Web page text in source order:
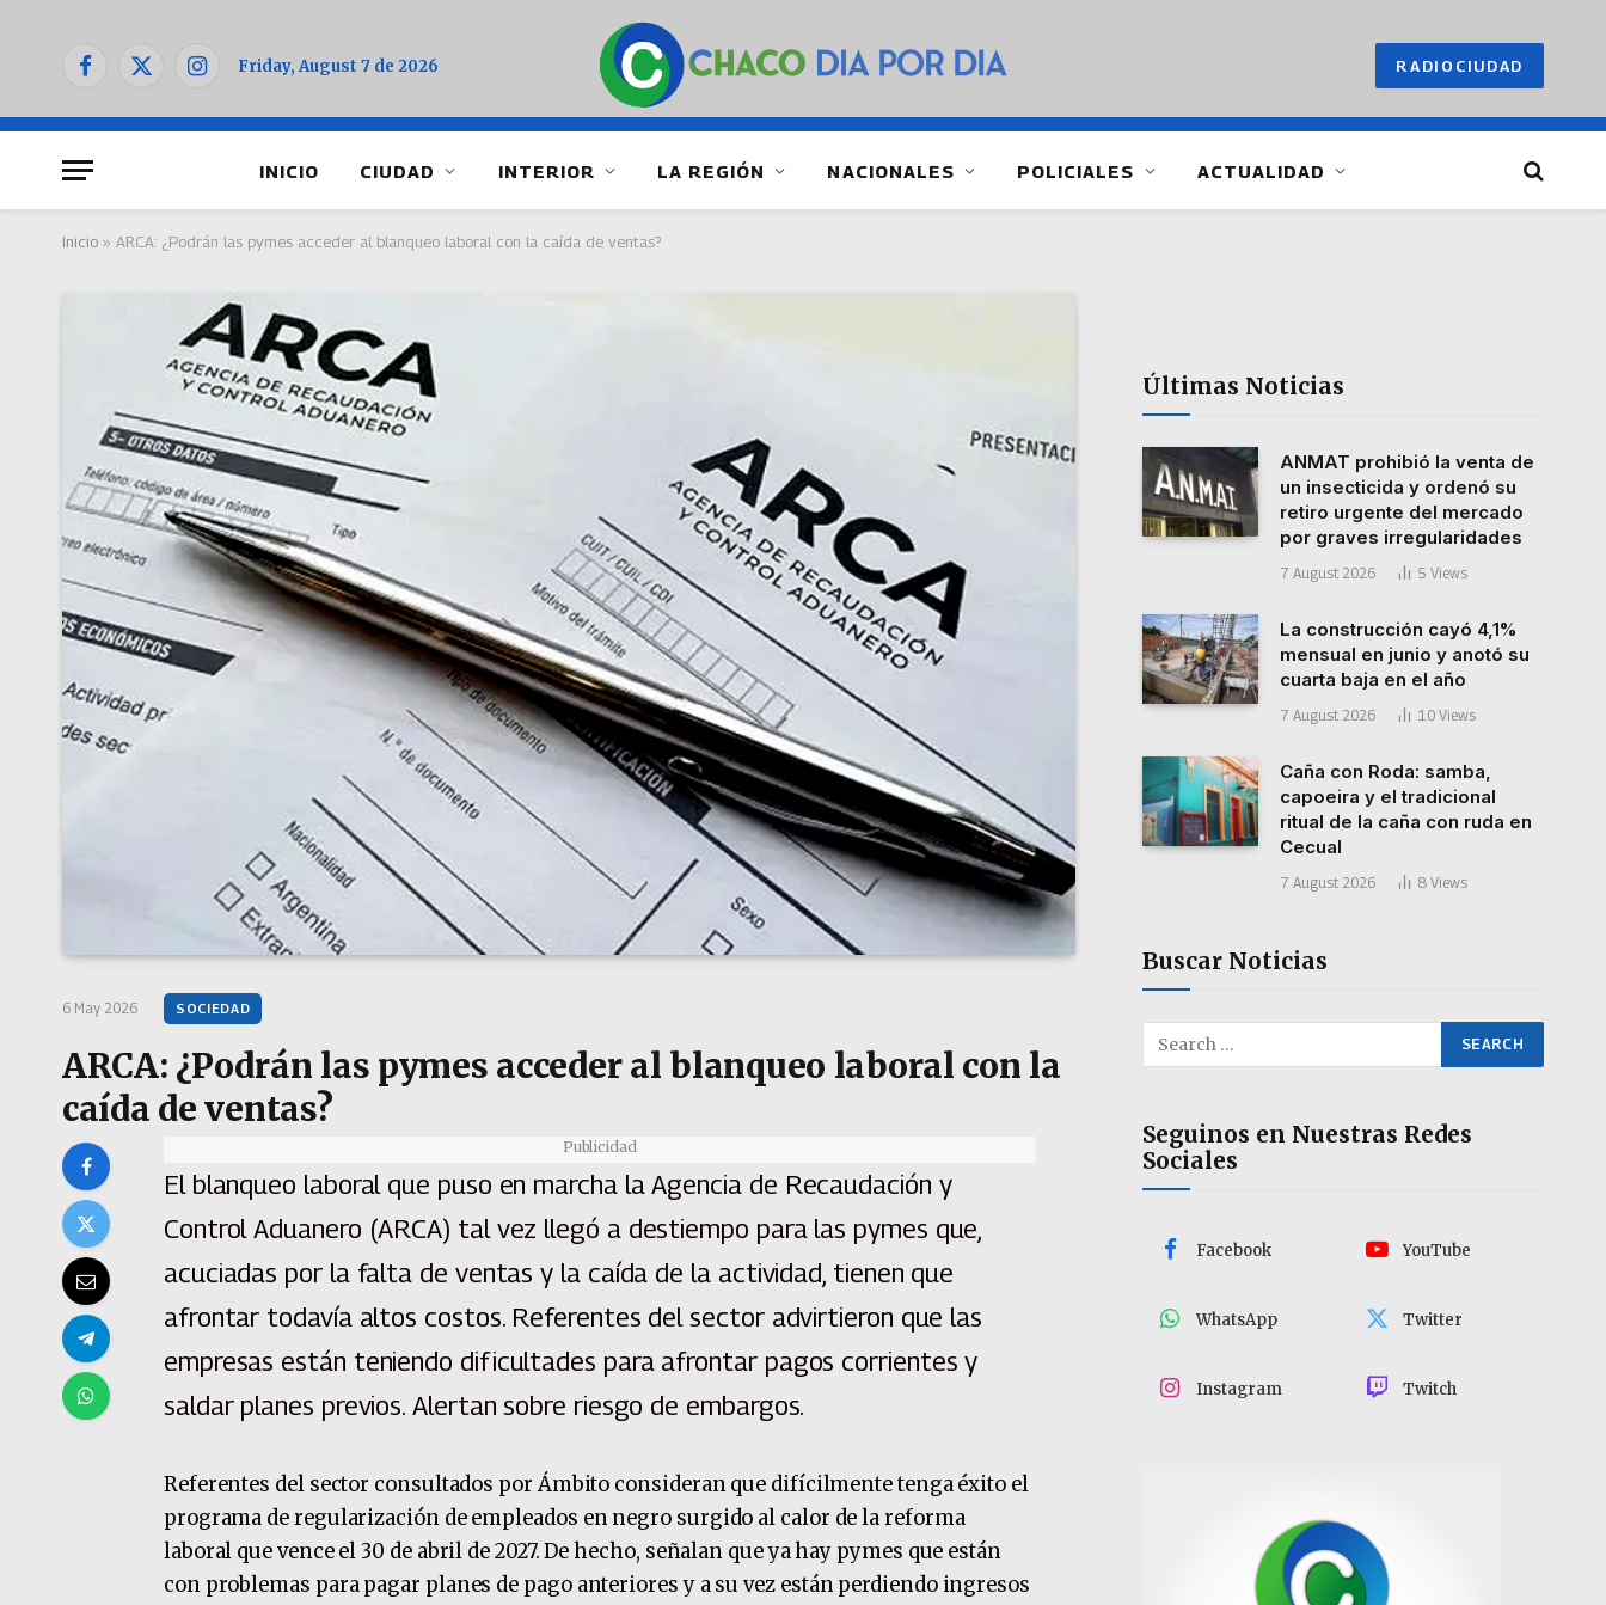
Facebook
X
InstagramFriday, August 7 de 2026 RADIOCIUDAD
INICIO CIUDAD INTERIOR LA REGIÓN NACIONALES POLICIALES ACTUALIDAD
Inicio » ARCA: ¿Podrán las pymes acceder al blanqueo laboral con la caída de ventas?
6 May 2026 SOCIEDAD
ARCA: ¿Podrán las pymes acceder al blanqueo laboral con la
caída de ventas?
Publicidad
El blanqueo laboral que puso en marcha la Agencia de Recaudación y
Control Aduanero (ARCA) tal vez llegó a destiempo para las pymes que,
acuciadas por la falta de ventas y la caída de la actividad, tienen que
afrontar todavía altos costos. Referentes del sector advirtieron que las
empresas están teniendo dificultades para afrontar pagos corrientes y
saldar planes previos. Alertan sobre riesgo de embargos.
Referentes del sector consultados por Ámbito consideran que difícilmente tenga éxito el
programa de regularización de empleados en negro surgido al calor de la reforma
laboral que vence el 30 de abril de 2027. De hecho, señalan que ya hay pymes que están
con problemas para pagar planes de pago anteriores y a su vez están perdiendo ingresos
Últimas Noticias
ANMAT prohibió la venta de
un insecticida y ordenó su
retiro urgente del mercado
por graves irregularidades
7 August 2026 5 Views
La construcción cayó 4,1%
mensual en junio y anotó su
cuarta baja en el año
7 August 2026 10 Views
Caña con Roda: samba,
capoeira y el tradicional
ritual de la caña con ruda en
Cecual
7 August 2026 8 Views
Buscar Noticias
Seguinos en Nuestras Redes
Sociales
Facebook YouTube
WhatsApp Twitter
Instagram Twitch